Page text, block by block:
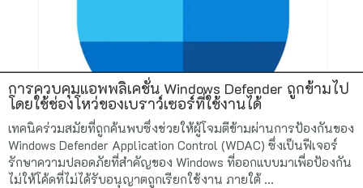
การควบคุมแอพพลิเคชั่น Windows Defender ถูกข้ามไป
โดยใช้ช่องโหว่ของเบราว์เซอร์ที่ใช้งานได้
เทคนิคร่วมสมัยที่ถูกค้นพบซึ่งช่วยให้ผู้โจมตีข้ามผ่านการป้องกันของ
Windows Defender Application Control (WDAC) ซึ่งเป็นฟีเจอร์
รักษาความปลอดภัยที่สำคัญของ Windows ที่ออกแบบมาเพื่อป้องกัน
ไม่ให้โค้ดที่ไม่ได้รับอนุญาตถูกเรียกใช้งาน ภายใต้ ...